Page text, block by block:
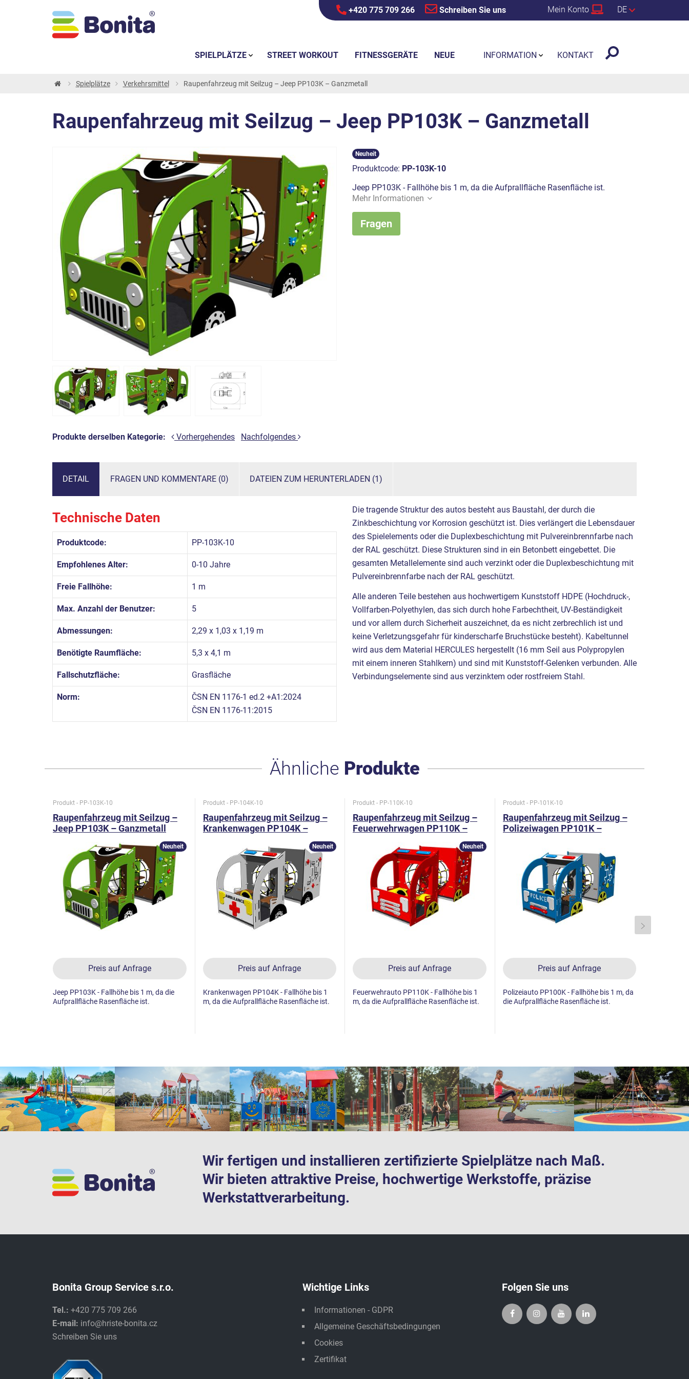
+420 775 709 266 Schreiben Sie uns Mein Konto DE
Spielplätze Verkehrsmittel Raupenfahrzeug mit Seilzug – Jeep PP103K – Ganzmetall
Raupenfahrzeug mit Seilzug – Jeep PP103K – Ganzmetall
Produkte derselben Kategorie: Vorhergehendes Nachfolgendes
Neuheit
Produktcode: PP-103K-10
Jeep PP103K - Fallhöhe bis 1 m, da die Aufprallfläche Rasenfläche ist.
Mehr Informationen
Fragen
DETAIL FRAGEN UND KOMMENTARE (0) DATEIEN ZUM HERUNTERLADEN (1)
Technische Daten
Produktcode: PP-103K-10
Empfohlenes Alter: 0-10 Jahre
Freie Fallhöhe: 1 m
Max. Anzahl der Benutzer: 5
Abmessungen: 2,29 x 1,03 x 1,19 m
Benötigte Raumfläche: 5,3 x 4,1 m
Fallschutzfläche: Grasfläche
Norm:
ČSN EN 1176-1 ed.2 +A1:2024
ČSN EN 1176-11:2015
Die tragende Struktur des autos besteht aus Baustahl, der durch die
Zinkbeschichtung vor Korrosion geschützt ist. Dies verlängert die Lebensdauer
des Spielelements oder die Duplexbeschichtung mit Pulvereinbrennfarbe nach
der RAL geschützt. Diese Strukturen sind in ein Betonbett eingebettet. Die
gesamten Metallelemente sind auch verzinkt oder die Duplexbeschichtung mit
Pulvereinbrennfarbe nach der RAL geschützt.
Alle anderen Teile bestehen aus hochwertigem Kunststoff HDPE (Hochdruck-,
Vollfarben-Polyethylen, das sich durch hohe Farbechtheit, UV-Beständigkeit
und vor allem durch Sicherheit auszeichnet, da es nicht zerbrechlich ist und
keine Verletzungsgefahr für kinderscharfe Bruchstücke besteht). Kabeltunnel
wird aus dem Material HERCULES hergestellt (16 mm Seil aus Polypropylen
mit einem inneren Stahlkern) und sind mit Kunststoff-Gelenken verbunden. Alle
Verbindungselemente sind aus verzinktem oder rostfreiem Stahl.
Ähnliche Produkte
Produkt - PP-103K-10
Raupenfahrzeug mit Seilzug –
Jeep PP103K – Ganzmetall
Preis auf Anfrage
Neuheit
Jeep PP103K - Fallhöhe bis 1 m, da die
Aufprallfläche Rasenfläche ist.
Produkt - PP-104K-10
Raupenfahrzeug mit Seilzug –
Krankenwagen PP104K –
Preis auf Anfrage
Neuheit
Krankenwagen PP104K - Fallhöhe bis 1
m, da die Aufprallfläche Rasenfläche ist.
Produkt - PP-110K-10
Raupenfahrzeug mit Seilzug –
Feuerwehrwagen PP110K –
Preis auf Anfrage
Neuheit
Feuerwehrauto PP110K - Fallhöhe bis 1
m, da die Aufprallfläche Rasenfläche ist.
Produkt - PP-101K-10
Raupenfahrzeug mit Seilzug –
Polizeiwagen PP101K –
Preis auf Anfrage
Polizeiauto PP100K - Fallhöhe bis 1 m, da
die Aufprallfläche Rasenfläche ist.
Wir fertigen und installieren zertifizierte Spielplätze nach Maß.
Wir bieten attraktive Preise, hochwertige Werkstoffe, präzise
Werkstattverarbeitung.
Bonita Group Service s.r.o.
Tel.: +420 775 709 266
E-mail: info@hriste-bonita.cz
Schreiben Sie uns
Wichtige Links
Informationen - GDPR
Allgemeine Geschäftsbedingungen
Cookies
Zertifikat
Folgen Sie uns
SPIELPLÄTZE STREET WORKOUT FITNESSGERÄTE NEUE INFORMATION KONTAKT